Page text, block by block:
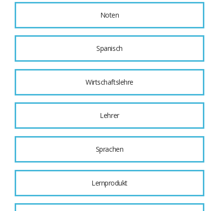
Noten
Spanisch
Wirtschaftslehre
Lehrer
Sprachen
Lernprodukt